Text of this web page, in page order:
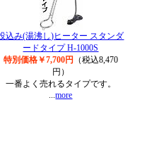
込み(湯沸し)ヒーター スタンダ
ードタイプ H-1000S
特別価格￥7,700円
（税込8,470
円）
一番よく売れるタイプです。
...more